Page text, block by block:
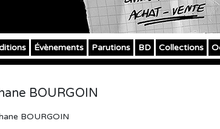
Évènements Parutions BD Collections
BOURGOIN